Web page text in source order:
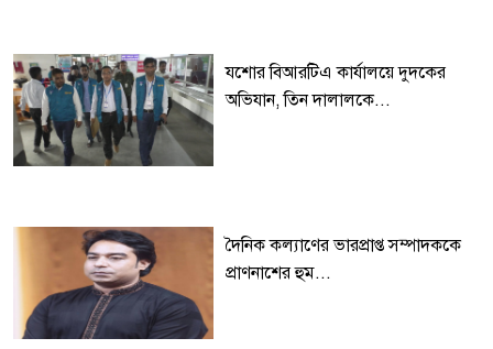
যশোর বিআরটিএ কার্যালয়ে দুদকের
অভিযান, তিন দালালকে...
দৈনিক কল্যাণের ভারপ্রাপ্ত সম্পাদককে
প্রাণনাশের হুম...